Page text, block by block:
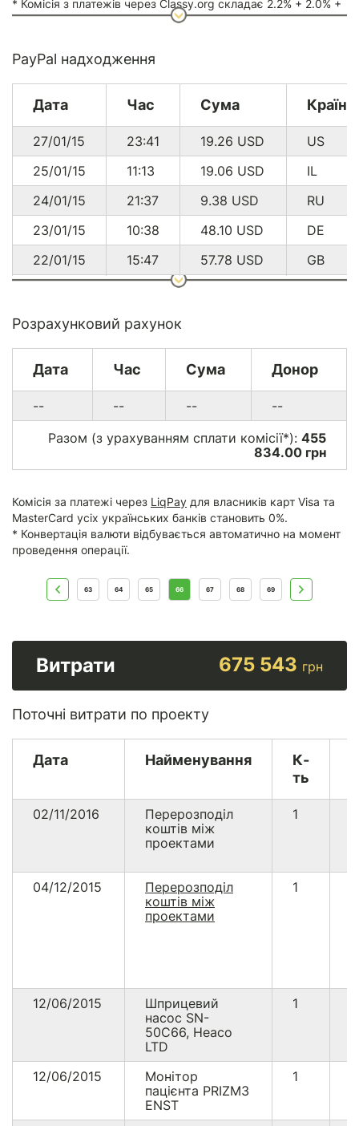
* Комісія з платежів через Classy.org складає 2.2% + 2.0% +
$0.30
PayPal надходження
Дата Час Сума Країна
27/01/15 23:41 19.26 USD
US
25/01/15
11:13 19.06 USD
IL
24/01/15
21:37 9.38 USD
RU
23/01/15
10:38 48.10 USD
DE
22/01/15
15:47 57.78 USD
GB
27/12/14
01:10
16/12/14
17:37 18.92USD
DE
14/12/14
21:02 9.41
US
13/12/14
становило 7747.22 грн.
* Комісія з платежів черезPayPalскладає від 0.3% до 7.4%
+ $0.30
Розрахунковий рахунок
Дата Час Сума Донор
-- -- --
--
Разом (з урахуванням сплати комісії*): 455
834.00 грн
Комісія за платежі через LiqPay для власників карт Visa та
MasterCard усіх українських банків становить 0%.
* Конвертація валюти відбувається автоматично на момент
проведення операції.
63 64 65 66 67 68 69
Витрати 675 543 грн
Поточні витрати по проекту
Дата Найменування
К-
ть
02/11/2016
Перерозподіл
коштів між
проектами
1
04/12/2015
Перерозподіл
коштів між
проектами
1
12/06/2015
Шприцевий
насос SN-
50C66, Heaco
LTD
1
12/06/2015
Монітор
пацієнта PRIZM3
ENST
1